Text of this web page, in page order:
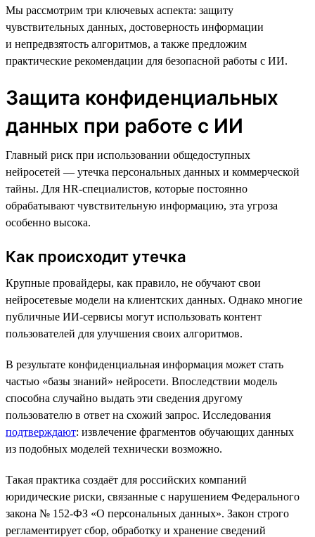
Мы рассмотрим три ключевых аспекта: защиту
чувствительных данных, достоверность информации
и непредвзятость алгоритмов, а также предложим
практические рекомендации для безопасной работы с ИИ.
Защита конфиденциальных
данных при работе с ИИ
Главный риск при использовании общедоступных
нейросетей — утечка персональных данных и коммерческой
тайны. Для HR-специалистов, которые постоянно
обрабатывают чувствительную информацию, эта угроза
особенно высока.
Как происходит утечка
Крупные провайдеры, как правило, не обучают свои
нейросетевые модели на клиентских данных. Однако многие
публичные ИИ-сервисы могут использовать контент
пользователей для улучшения своих алгоритмов.
В результате конфиденциальная информация может стать
частью «базы знаний» нейросети. Впоследствии модель
способна случайно выдать эти сведения другому
пользователю в ответ на схожий запрос. Исследования
подтверждают: извлечение фрагментов обучающих данных
из подобных моделей технически возможно.
Такая практика создаёт для российских компаний
юридические риски, связанные с нарушением Федерального
закона № 152-ФЗ «О персональных данных». Закон строго
регламентирует сбор, обработку и хранение сведений